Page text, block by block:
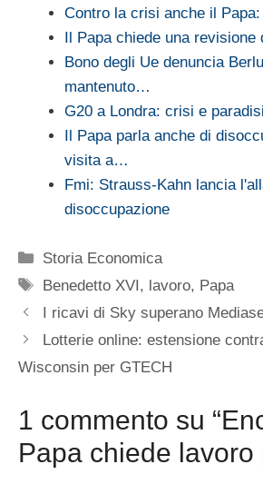
Contro la crisi anche il
Il Papa chiede una
Bono degli Ue denuncia
mantenuto…
G20 a Londra: crisi e
Il Papa parla anche di
visita a…
Fmi: Strauss-Kahn lancia
disoccupazione
Categorie
Storia Economica
Tag
Benedetto XVI, lavoro, Papa
I ricavi di Sky superano
Lotterie online: estensione
Wisconsin per GTECH
1 commento su
Papa chiede lavoro